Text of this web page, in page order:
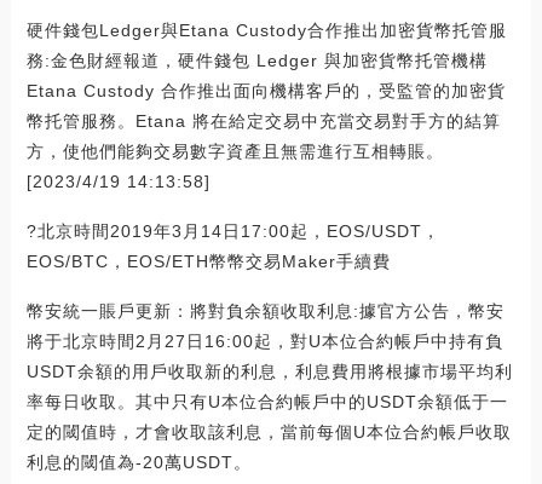
硬件錢包Ledger與Etana Custody合作推出加密貨幣托管服
務:金色財經報道，硬件錢包 Ledger 與加密貨幣托管機構
Etana Custody 合作推出面向機構客戶的，受監管的加密貨
幣托管服務。Etana 將在給定交易中充當交易對手方的結算
方，使他們能夠交易數字資產且無需進行互相轉賬。
[2023/4/19 14:13:58]
?北京時間2019年3月14日17:00起，EOS/USDT，
EOS/BTC，EOS/ETH幣幣交易Maker手續費
幣安統一賬戶更新：將對負余額收取利息:據官方公告，幣安
將于北京時間2月27日16:00起，對U本位合約帳戶中持有負
USDT余額的用戶收取新的利息，利息費用將根據市場平均利
率每日收取。其中只有U本位合約帳戶中的USDT余額低于一
定的閾值時，才會收取該利息，當前每個U本位合約帳戶收取
利息的閾值為-20萬USDT。